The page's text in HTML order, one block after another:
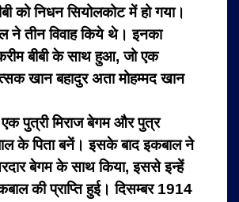
को निधन सियोलकोट में हो गया।
ने तीन विवाह किये थे। इनका
बीबी के साथ हुआ, जो एक
खान बहादुर अता मोहम्मद खान
पुत्री मिराज बेगम और पुत्र
के पिता बनें। इसके बाद इकबाल ने
बेगम के साथ किया, इससे इन्हें
की प्राप्ति हुई। दिसम्बर 1914